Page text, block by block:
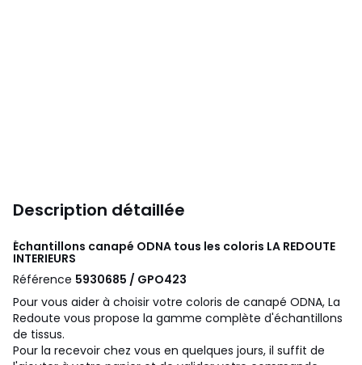
Description détaillée
Échantillons canapé ODNA tous les coloris LA REDOUTE
INTERIEURS
Référence 5930685 / GPO423
Pour vous aider à choisir votre coloris de canapé ODNA, La
Redoute vous propose la gamme complète d'échantillons
de tissus.
Pour la recevoir chez vous en quelques jours, il suffit de